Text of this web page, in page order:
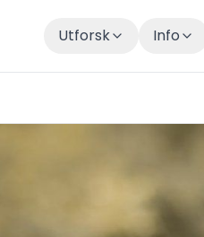
Utforsk Info